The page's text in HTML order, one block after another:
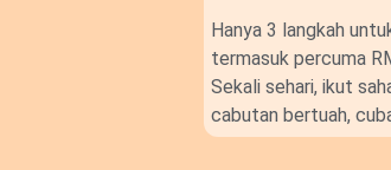
Hanya 3 langkah
termasuk percuma
Sekali sehari, ikut
cabutan bertuah,